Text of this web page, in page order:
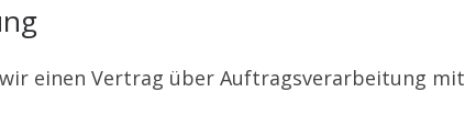
einen Vertrag über Auftragsverarbeitung mit